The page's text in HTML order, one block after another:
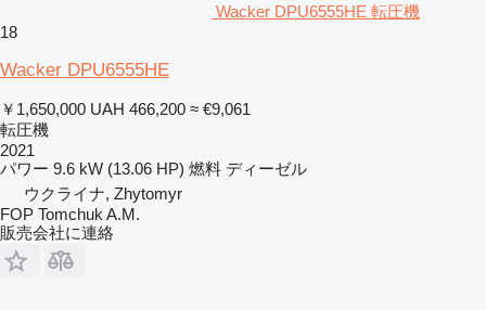
Wacker DPU6555HE 転圧機
18
Wacker DPU6555HE
￥1,650,000 UAH 466,200 ≈ €9,061
転圧機
2021
パワー 9.6 kW (13.06 HP) 燃料 ディーゼル
ウクライナ, Zhytomyr
FOP Tomchuk A.M.
販売会社に連絡